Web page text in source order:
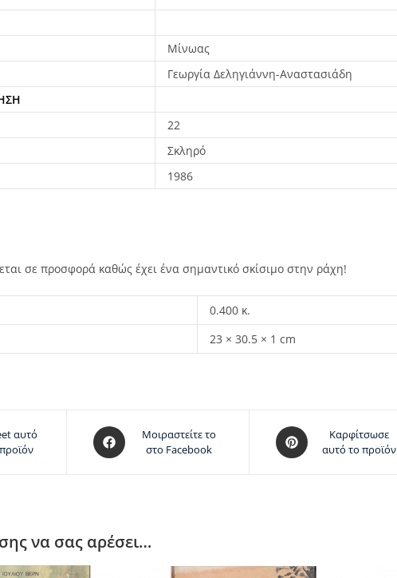
Μίνωας
Γεωργία Δεληγιάννη-Αναστασιάδη
22
Σκληρό
1986
σε προσφορά καθώς έχει ένα σημαντικό σκίσιμο στην ράχη!
0.400 κ.
23 × 30.5 × 1 cm
αυτό
Μοιραστείτε το
στο Facebook
Καρφίτσωσε
αυτό το προϊόν
να σας αρέσει…